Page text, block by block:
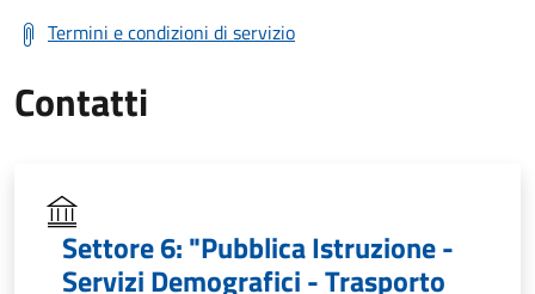
Termini e condizioni di servizio
Contatti
Settore 6: "Pubblica Istruzione -
Servizi Demografici - Trasporto